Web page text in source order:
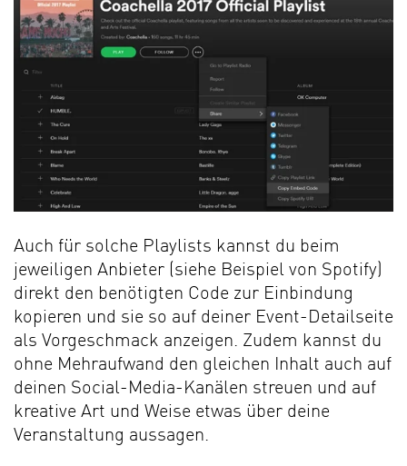
Auch für solche Playlists kannst du beim
jeweiligen Anbieter (siehe Beispiel von Spotify)
direkt den benötigten Code zur Einbindung
kopieren und sie so auf deiner Event-Detailseite
als Vorgeschmack anzeigen. Zudem kannst du
ohne Mehraufwand den gleichen Inhalt auch auf
deinen Social-Media-Kanälen streuen und auf
kreative Art und Weise etwas über deine
Veranstaltung aussagen.